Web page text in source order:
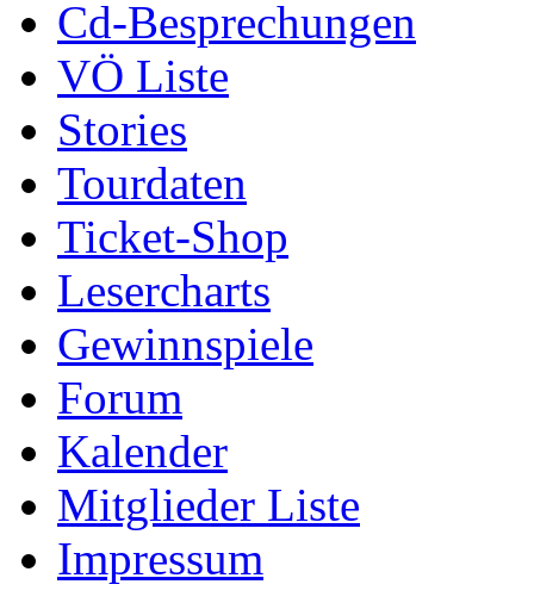
Cd-Besprechungen
VÖ Liste
Stories
Tourdaten
Ticket-Shop
Lesercharts
Gewinnspiele
Forum
Kalender
Mitglieder Liste
Impressum